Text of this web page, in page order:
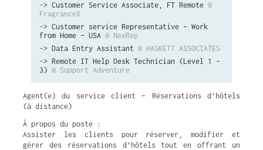
-> Customer Service Associate, FT Remote @
FragranceX
-> Customer service Representative – Work
from Home – USA @ NexRep
-> Data Entry Assistant @ HASKETT ASSOCIATES
-> Remote IT Help Desk Technician (Level 1 -
3) @ Support Adventure
Agent(e) du service client – Réservations d’hôtels
(à distance)
À propos du poste :
Assister les clients pour réserver, modifier et
gérer des réservations d’hôtels tout en offrant un